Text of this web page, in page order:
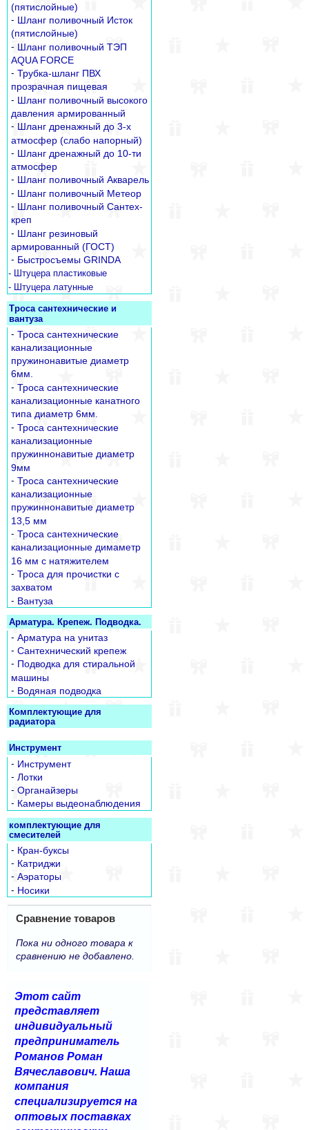
(пятислойные)
- Шланг поливочный Исток
(пятислойные)
- Шланг поливочный ТЭП
AQUA FORCE
- Трубка-шланг ПВХ
прозрачная пищевая
- Шланг поливочный высокого
давления армированный
- Шланг дренажный до 3-х
атмосфер (слабо напорный)
- Шланг дренажный до 10-ти
атмосфер
- Шланг поливочный Акварель
- Шланг поливочный Метеор
- Шланг поливочный Сантех-
креп
- Шланг резиновый
армированный (ГОСТ)
- Быстросъемы GRINDA
- Штуцера пластиковые
- Штуцера латунные
Троса сантехнические и
вантуза
- Троса сантехнические
канализационные
пружинонавитые диаметр
6мм.
- Троса сантехнические
канализационные канатного
типа диаметр 6мм.
- Троса сантехнические
канализационные
пружиннонавитые диаметр
9мм
- Троса сантехнические
канализационные
пружиннонавитые диаметр
13,5 мм
- Троса сантехнические
канализационные димаметр
16 мм с натяжителем
- Троса для прочистки с
захватом
- Вантуза
Арматура. Крепеж. Подводка.
- Арматура на унитаз
- Сантехнический крепеж
- Подводка для стиральной
машины
- Водяная подводка
Комплектующие для
радиатора
Инструмент
- Инструмент
- Лотки
- Органайзеры
- Камеры выдеонаблюдения
комплектующие для
смесителей
- Кран-буксы
- Катриджи
- Аэраторы
- Носики
Сравнение товаров
Пока ни одного товара к
сравнению не добавлено.
Этот сайт
представляет
индивидуальный
предприниматель
Романов Роман
Вячеславович. Наша
компания
специализируется на
оптовых поставках